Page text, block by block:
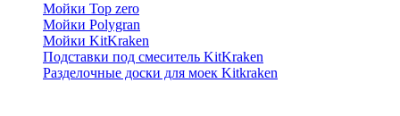
Мойки Top zero
Мойки Polygran
Мойки KitKraken
Подставки под смеситель KitKraken
Разделочные доски для моек Kitkraken